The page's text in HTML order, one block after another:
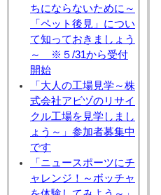
ちにならないために～
「ペット後見」につい
て知っておきましょう
～ ※５/31から受付
開始
「大人の工場見学～株
式会社アビヅのリサイ
クル工場を見学しまし
ょう～」参加者募集中
です
「ニュースポーツにチ
ャレンジ！～ボッチャ